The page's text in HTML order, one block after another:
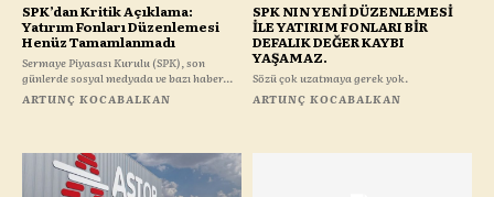
SPK’dan Kritik Açıklama:
Yatırım Fonları Düzenlemesi
Henüz Tamamlanmadı
Sermaye Piyasası Kurulu (SPK), son
günlerde sosyal medyada ve bazı haber...
ARTUNÇ KOCABALKAN
SPK NIN YENİ DÜZENLEMESİ
İLE YATIRIM FONLARI BİR
DEFALIK DEĞER KAYBI
YAŞAMAZ.
Sözü çok uzatmaya gerek yok.
ARTUNÇ KOCABALKAN